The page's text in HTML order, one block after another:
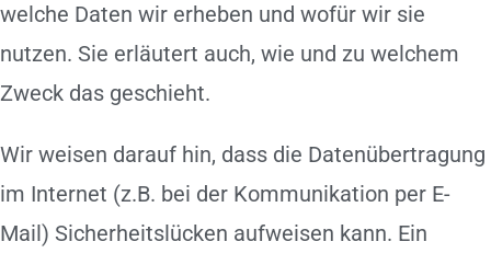
welche Daten wir erheben und wofür wir sie
nutzen. Sie erläutert auch, wie und zu welchem
Zweck das geschieht.
Wir weisen darauf hin, dass die Datenübertragung
im Internet (z.B. bei der Kommunikation per E-
Mail) Sicherheitslücken aufweisen kann. Ein